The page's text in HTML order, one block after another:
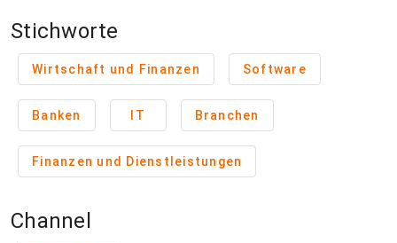
Stichworte
Wirtschaft und Finanzen Software
Banken IT Branchen
Finanzen und Dienstleistungen
Channel